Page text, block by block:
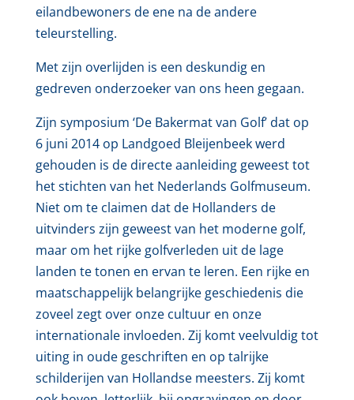
eilandbewoners de ene na de andere
teleurstelling.
Met zijn overlijden is een deskundig en
gedreven onderzoeker van ons heen gegaan.
Zijn symposium ‘De Bakermat van Golf’ dat op
6 juni 2014 op Landgoed Bleijenbeek werd
gehouden is de directe aanleiding geweest tot
het stichten van het Nederlands Golfmuseum.
Niet om te claimen dat de Hollanders de
uitvinders zijn geweest van het moderne golf,
maar om het rijke golfverleden uit de lage
landen te tonen en ervan te leren. Een rijke en
maatschappelijk belangrijke geschiedenis die
zoveel zegt over onze cultuur en onze
internationale invloeden. Zij komt veelvuldig tot
uiting in oude geschriften en op talrijke
schilderijen van Hollandse meesters. Zij komt